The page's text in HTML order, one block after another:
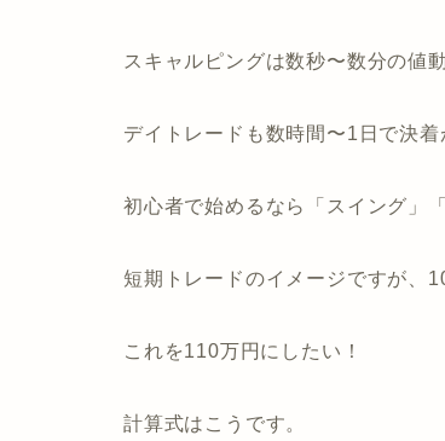
スキャルピングは数秒〜数分の値
デイトレードも数時間〜1日で決着
初心者で始めるなら「スイング」
短期トレードのイメージですが、
これを110万円にしたい！
計算式はこうです。